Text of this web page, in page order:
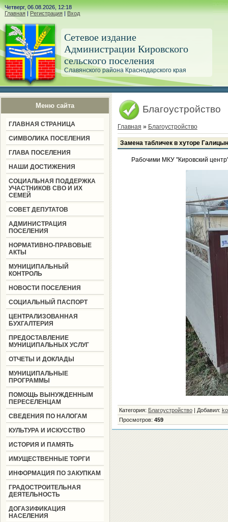
Четверг, 06.08.2026, 12:18
Главная | Регистрация | Вход
Сетевое издание
Администрации Кировского
сельского поселения
Славянского района Краснодарского края
Меню сайта
ГЛАВНАЯ СТРАНИЦА
СИМВОЛИКА ПОСЕЛЕНИЯ
ГЛАВА ПОСЕЛЕНИЯ
НАШИ ДОСТИЖЕНИЯ
СОЦИАЛЬНАЯ ПОДДЕРЖКА
УЧАСТНИКОВ СВО И ИХ
СЕМЕЙ
СОВЕТ ДЕПУТАТОВ
АДМИНИСТРАЦИЯ
ПОСЕЛЕНИЯ
НОРМАТИВНО-ПРАВОВЫЕ
АКТЫ
МУНИЦИПАЛЬНЫЙ
КОНТРОЛЬ
НОВОСТИ ПОСЕЛЕНИЯ
СОЦИАЛЬНЫЙ ПАСПОРТ
ЦЕНТРАЛИЗОВАННАЯ
БУХГАЛТЕРИЯ
ПРЕДОСТАВЛЕНИЕ
МУНИЦИПАЛЬНЫХ УСЛУГ
ОТЧЕТЫ И ДОКЛАДЫ
МУНИЦИПАЛЬНЫЕ
ПРОГРАММЫ
ПОМОЩЬ ВЫНУЖДЕННЫМ
ПЕРЕСЕЛЕНЦАМ
СВЕДЕНИЯ ПО НАЛОГАМ
КУЛЬТУРА И ИСКУССТВО
ИСТОРИЯ И ПАМЯТЬ
ИМУЩЕСТВЕННЫЕ ТОРГИ
ИНФОРМАЦИЯ ПО ЗАКУПКАМ
ГРАДОСТРОИТЕЛЬНАЯ
ДЕЯТЕЛЬНОСТЬ
ДОГАЗИФИКАЦИЯ
НАСЕЛЕНИЯ
Благоустройство
Главная » Благоустройство
Замена табличек в хуторе Галицын
Рабочими МКУ "Кировский
Категория: Благоустройство| Добавил:
Просмотров: 459